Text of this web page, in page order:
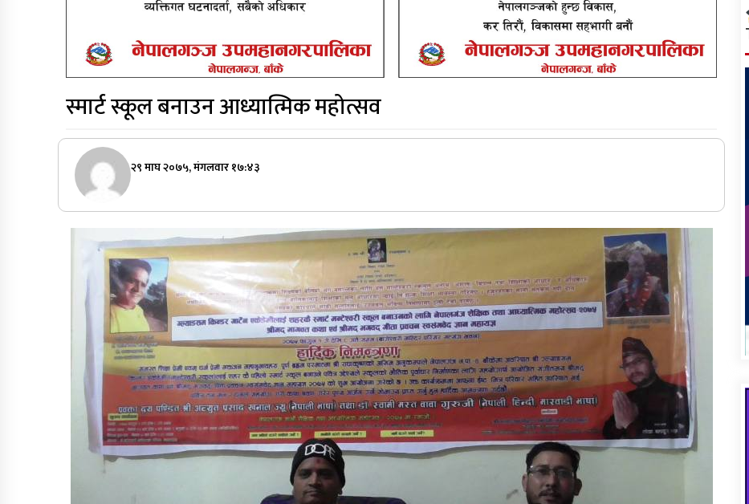
स्मार्ट स्कूल बनाउन आध्यात्मिक महोत्सव
२९ माघ २०७५, मंगलवार १७:४३